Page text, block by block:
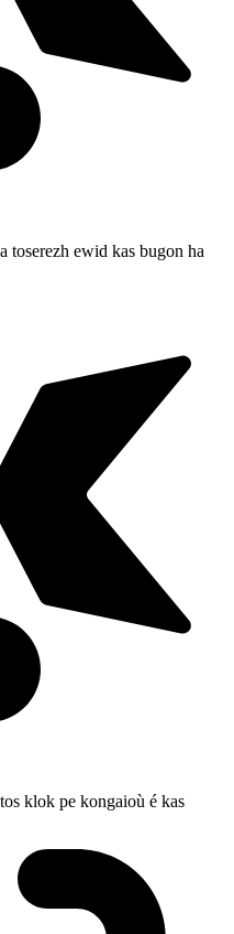
toserezh ewid kas bugon ha
klok pe kongaioù é kas